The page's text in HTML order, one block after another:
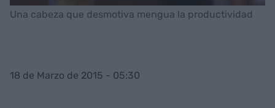
Una cabeza que desmotiva mengua la productividad
18 de Marzo de 2015 - 05:30